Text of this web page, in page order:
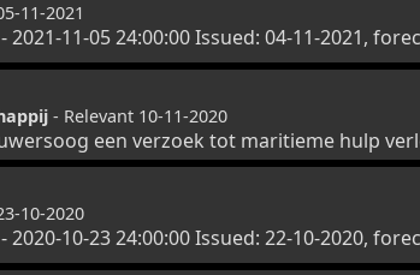
11-2021
2021-11-05 24:00:00 Issued: 04-11-2021,
- Relevant 10-11-2020
een verzoek tot maritieme hulp
10-2020
2020-10-23 24:00:00 Issued: 22-10-2020,